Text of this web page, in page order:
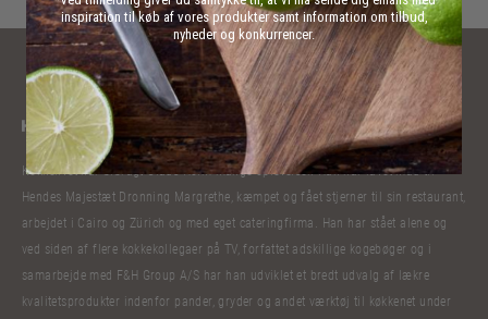
Kokkelivet har bibragt Claus Holm mange oplevelser. Han har lavet mad til
Hendes Majestæt Dronning Margrethe, kæmpet og fået stjerner til sin restaurant,
arbejdet i Cairo og Zürich og med eget cateringfirma. Han har stået alene og
ved siden af flere kokkekollegaer på TV, forfattet adskillige kogebøger og i
samarbejde med F&H Group A/S har han udviklet et bredt udvalg af lækre
kvalitetsprodukter indenfor pander, gryder og andet værktøj til køkkenet under
inspiration til køb af vores produkter samt information om tilbud,
nyheder og konkurrencer.